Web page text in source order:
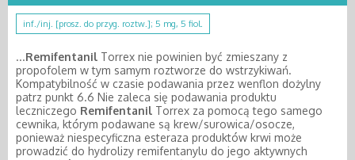
inf./inj. [prosz. do przyg. roztw.]; 5 mg, 5 fiol.
...Remifentanil Torrex nie powinien być zmieszany z
propofolem w tym samym roztworze do wstrzykiwań.
Kompatybilność w czasie podawania przez wenflon dożylny
patrz punkt 6.6 Nie zaleca się podawania produktu
leczniczego Remifentanil Torrex za pomocą tego samego
cewnika, którym podawane są krew/surowica/osocze,
ponieważ niespecyficzna esteraza produktów krwi może
prowadzić do hydrolizy remifentanylu do jego aktywnych